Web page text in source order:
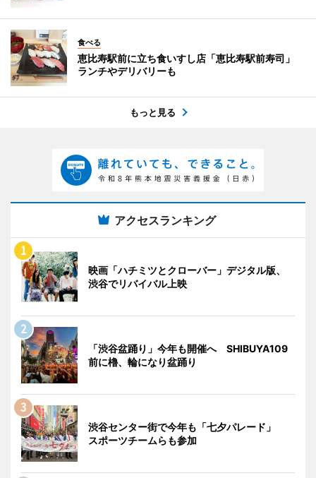
食べる
恵比寿駅前に立ち食いすし店「恵比寿駅前寿司」
ランチやデリバリーも
もっと見る
アクセスランキング
映画「ハチミツとクローバー」デジタル版、
渋谷でリバイバル上映
「渋谷盆踊り」今年も開催へ SHIBUYA109
前に櫓、輪になり盆踊り
渋谷センター街で今年も「七夕パレード」
スポーツチームらも参加